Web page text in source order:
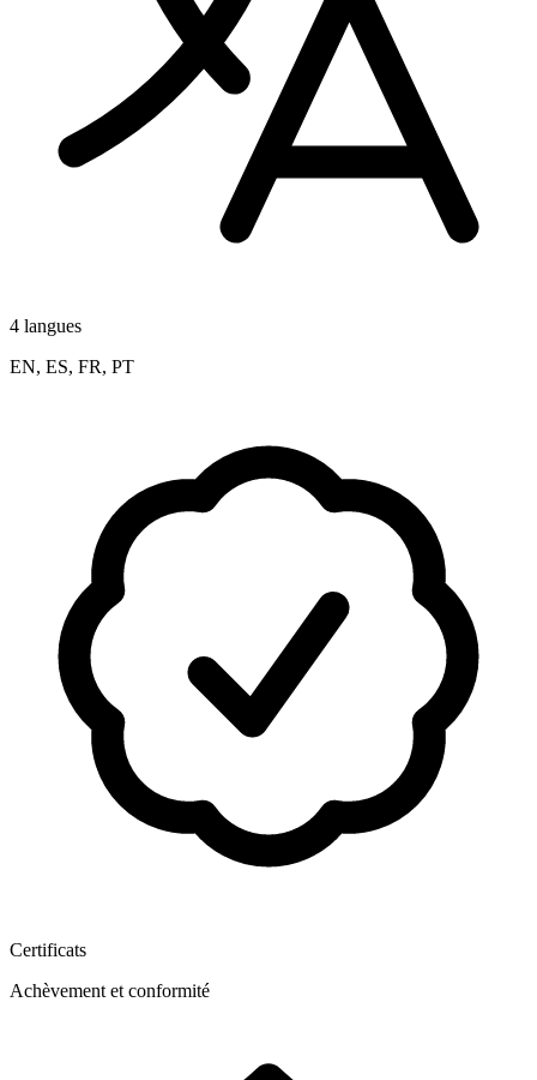
4 langues
EN, ES, FR, PT
Certificats
Achèvement et conformité